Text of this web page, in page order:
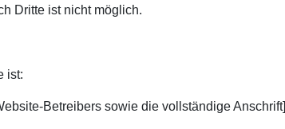
Dritte ist nicht möglich.
ist:
Betreibers sowie die vollständige Anschrift]